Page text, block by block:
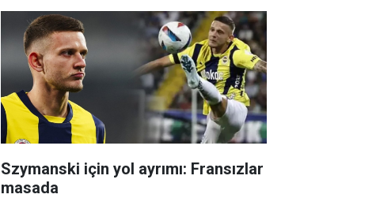
Szymanski için yol ayrımı: Fransızlar
masada